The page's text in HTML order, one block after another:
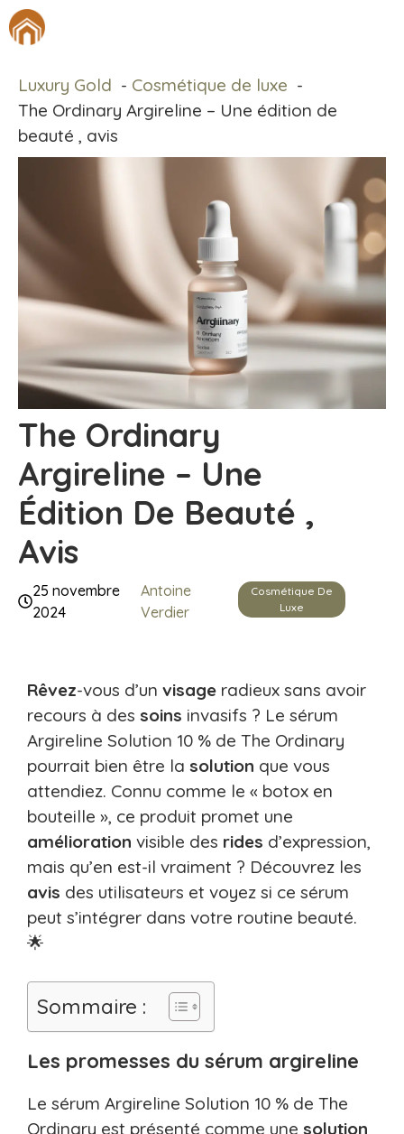
Aller
au
Luxury Gold
Cosmétique de luxe
The Ordinary Argireline – Une édition de
beauté , avis
The Ordinary
Argireline – Une
Édition De Beauté ,
Avis
25 novembre
2024
Antoine
Verdier
Cosmétique De
Luxe
Rêvez-vous d’un visage radieux sans avoir
recours à des soins invasifs ? Le sérum
Argireline Solution 10 % de The Ordinary
pourrait bien être la solution que vous
attendiez. Connu comme le « botox en
bouteille », ce produit promet une
amélioration visible des rides d’expression,
mais qu’en est-il vraiment ? Découvrez les
avis des utilisateurs et voyez si ce sérum
peut s’intégrer dans votre routine beauté.
🌟
Sommaire :
Les promesses du sérum argireline
Le sérum Argireline Solution 10 % de The
Ordinary est présenté comme une solution